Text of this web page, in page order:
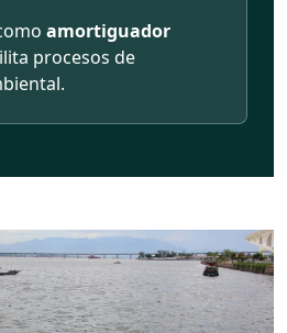
amortiguador
procesos de